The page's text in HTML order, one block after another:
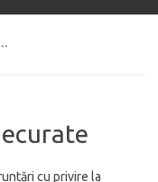
cu privire la